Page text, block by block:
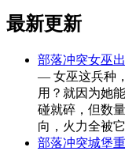
最新更新
部落冲突女巫
— 女巫这兵种
用？就因为她
碰就碎，但数
向，火力全被
部落冲突城堡